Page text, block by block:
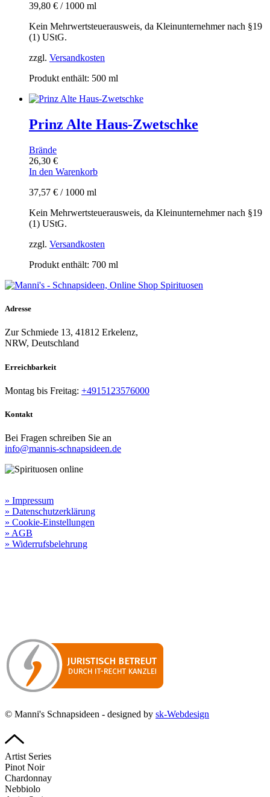
39,80 € / 1000 ml
Kein Mehrwertsteuerausweis, da Kleinunternehmer nach §19
(1) UStG.
zzgl. Versandkosten
Produkt enthält: 500 ml
Prinz Alte Haus-Zwetschke
Brände
26,30 €
In den Warenkorb
37,57 € / 1000 ml
Kein Mehrwertsteuerausweis, da Kleinunternehmer nach §19
(1) UStG.
zzgl. Versandkosten
Produkt enthält: 700 ml
Adresse
Zur Schmiede 13, 41812 Erkelenz,
NRW, Deutschland
Erreichbarkeit​
Montag bis Freitag: +4915123576000
Kontakt
Bei Fragen schreiben Sie an
info@mannis-schnapsideen.de
» Impressum
» Datenschutzerklärung
» Cookie-Einstellungen
» AGB
» Widerrufsbelehrung
© Manni's Schnapsideen - designed by sk-Webdesign
Artist Series
Pinot Noir
Chardonnay
Nebbiolo